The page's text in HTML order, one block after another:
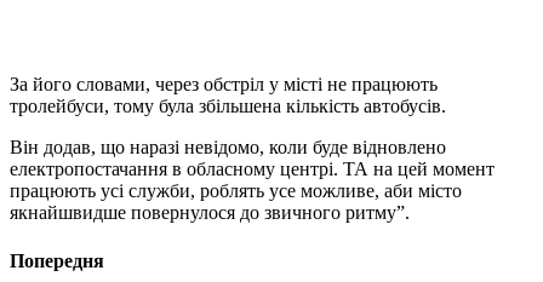
За його словами, через обстріл у місті не працюють
тролейбуси, тому була збільшена кількість автобусів.
Він додав, що наразі невідомо, коли буде відновлено
електропостачання в обласному центрі. ТА на цей момент
працюють усі служби, роблять усе можливе, аби місто
якнайшвидше повернулося до звичного ритму”.
Попередня